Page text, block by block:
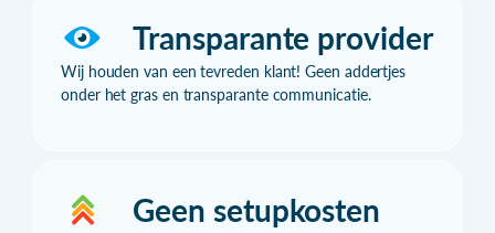
Transparante provider
Wij houden van een tevreden klant! Geen addertjes
onder het gras en transparante communicatie.
Geen setupkosten